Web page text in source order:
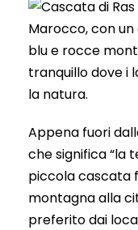
Appena fuori
che significa “la
piccola cascata
montagna alla
preferito dai